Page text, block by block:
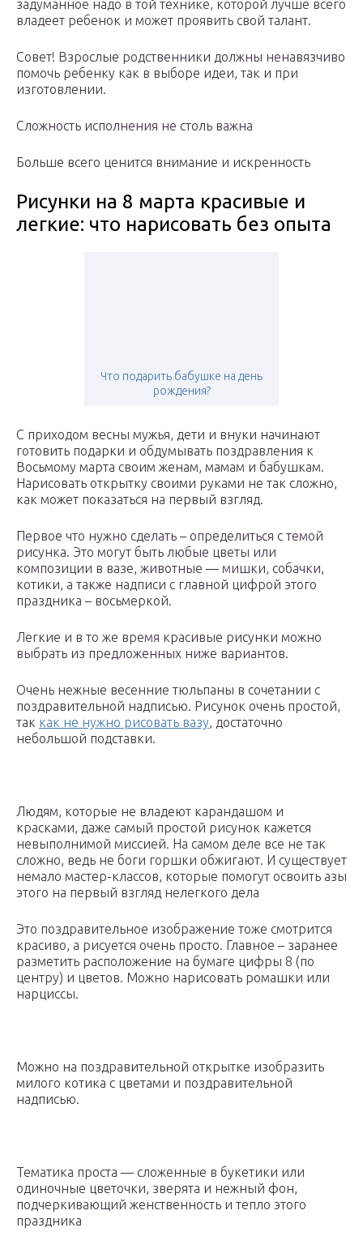
задуманное надо в той технике, которой лучше всего
владеет ребенок и может проявить свой талант.
Совет! Взрослые родственники должны ненавязчиво
помочь ребенку как в выборе идеи, так и при
изготовлении.
Сложность исполнения не столь важна
Больше всего ценится внимание и искренность
Рисунки на 8 марта красивые и
легкие: что нарисовать без опыта
Что подарить бабушке на день
рождения?
С приходом весны мужья, дети и внуки начинают
готовить подарки и обдумывать поздравления к
Восьмому марта своим женам, мамам и бабушкам.
Нарисовать открытку своими руками не так сложно,
как может показаться на первый взгляд.
Первое что нужно сделать – определиться с темой
рисунка. Это могут быть любые цветы или
композиции в вазе, животные — мишки, собачки,
котики, а также надписи с главной цифрой этого
праздника – восьмеркой.
Легкие и в то же время красивые рисунки можно
выбрать из предложенных ниже вариантов.
Очень нежные весенние тюльпаны в сочетании с
поздравительной надписью. Рисунок очень простой,
так как не нужно рисовать вазу, достаточно
небольшой подставки.
Людям, которые не владеют карандашом и
красками, даже самый простой рисунок кажется
невыполнимой миссией. На самом деле все не так
сложно, ведь не боги горшки обжигают. И существует
немало мастер-классов, которые помогут освоить азы
этого на первый взгляд нелегкого дела
Это поздравительное изображение тоже смотрится
красиво, а рисуется очень просто. Главное – заранее
разметить расположение на бумаге цифры 8 (по
центру) и цветов. Можно нарисовать ромашки или
нарциссы.
Можно на поздравительной открытке изобразить
милого котика с цветами и поздравительной
надписью.
Тематика проста — сложенные в букетики или
одиночные цветочки, зверята и нежный фон,
подчеркивающий женственность и тепло этого
праздника